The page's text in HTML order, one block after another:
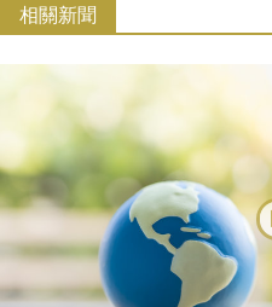
相關新聞